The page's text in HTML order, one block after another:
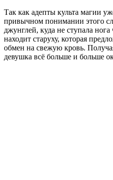
Так как адепты культа магии
привычном понимании этого
джунглей, куда не ступала
находит старуху, которая
обмен на свежую кровь.
девушка всё больше и больше